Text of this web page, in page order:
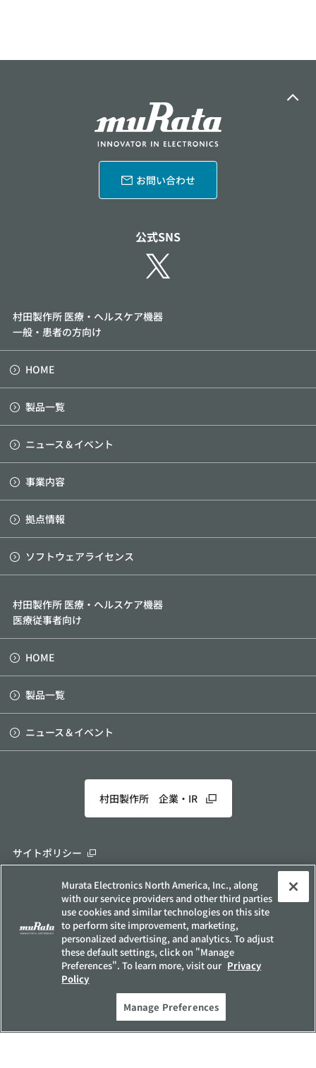
お問い合わせ
公式SNS
村田製作所 医療・ヘルスケア機器
一般・患者の方向け
HOME
製品一覧
ニュース＆イベント
事業内容
拠点情報
ソフトウェアライセンス
村田製作所 医療・ヘルスケア機器
医療従事者向け
HOME
製品一覧
ニュース＆イベント
村田製作所 企業・IR
サイトポリシー
個人情報保護方針
お客様の個人情報の取り扱いについて
他社所有商標について
サイトマップ
Copyright © Murata Manufacturing Co., Ltd. All Rights Reserved.
Murata Electronics North America, Inc., along
with our service providers and other third parties
use cookies and similar technologies on this site
to perform site improvement, marketing,
personalized advertising, and analytics. To adjust
these default settings, click on "Manage
Preferences". To learn more, visit our Privacy
Policy
Manage Preferences